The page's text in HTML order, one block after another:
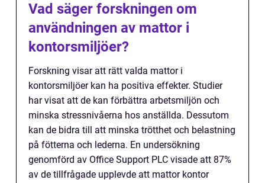
Vad säger forskningen om
användningen av mattor i
kontorsmiljöer?
Forskning visar att rätt valda mattor i
kontorsmiljöer kan ha positiva effekter. Studier
har visat att de kan förbättra arbetsmiljön och
minska stressnivåerna hos anställda. Dessutom
kan de bidra till att minska trötthet och belastning
på fötterna och lederna. En undersökning
genomförd av Office Support PLC visade att 87%
av de tillfrågade upplevde att mattor kontor